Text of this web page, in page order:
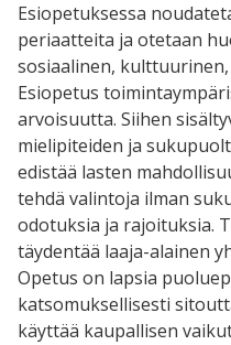
Esiopetuksessa
periaatteita ja otetaan
sosiaalinen,
Esiopetus
arvoisuutta. Siihen
mielipiteiden ja
edistää lasten
tehdä valintoja ilman
odotuksia ja rajoituksia.
täydentää laaja-alainen
Opetus on lapsia
katsomuksellisesti
käyttää kaupallisen